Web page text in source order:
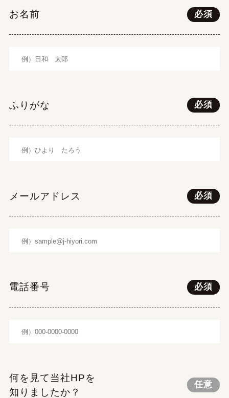
お名前 必須
ふりがな 必須
メールアドレス 必須
電話番号 必須
何を見て当社HPを
知りましたか？
任意